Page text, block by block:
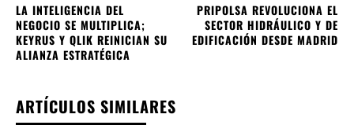
LA INTELIGENCIA DEL
NEGOCIO SE MULTIPLICA;
KEYRUS Y QLIK REINICIAN SU
ALIANZA ESTRATÉGICA
PRIPOLSA REVOLUCIONA EL
SECTOR HIDRÁULICO Y DE
EDIFICACIÓN DESDE MADRID
ARTÍCULOS SIMILARES